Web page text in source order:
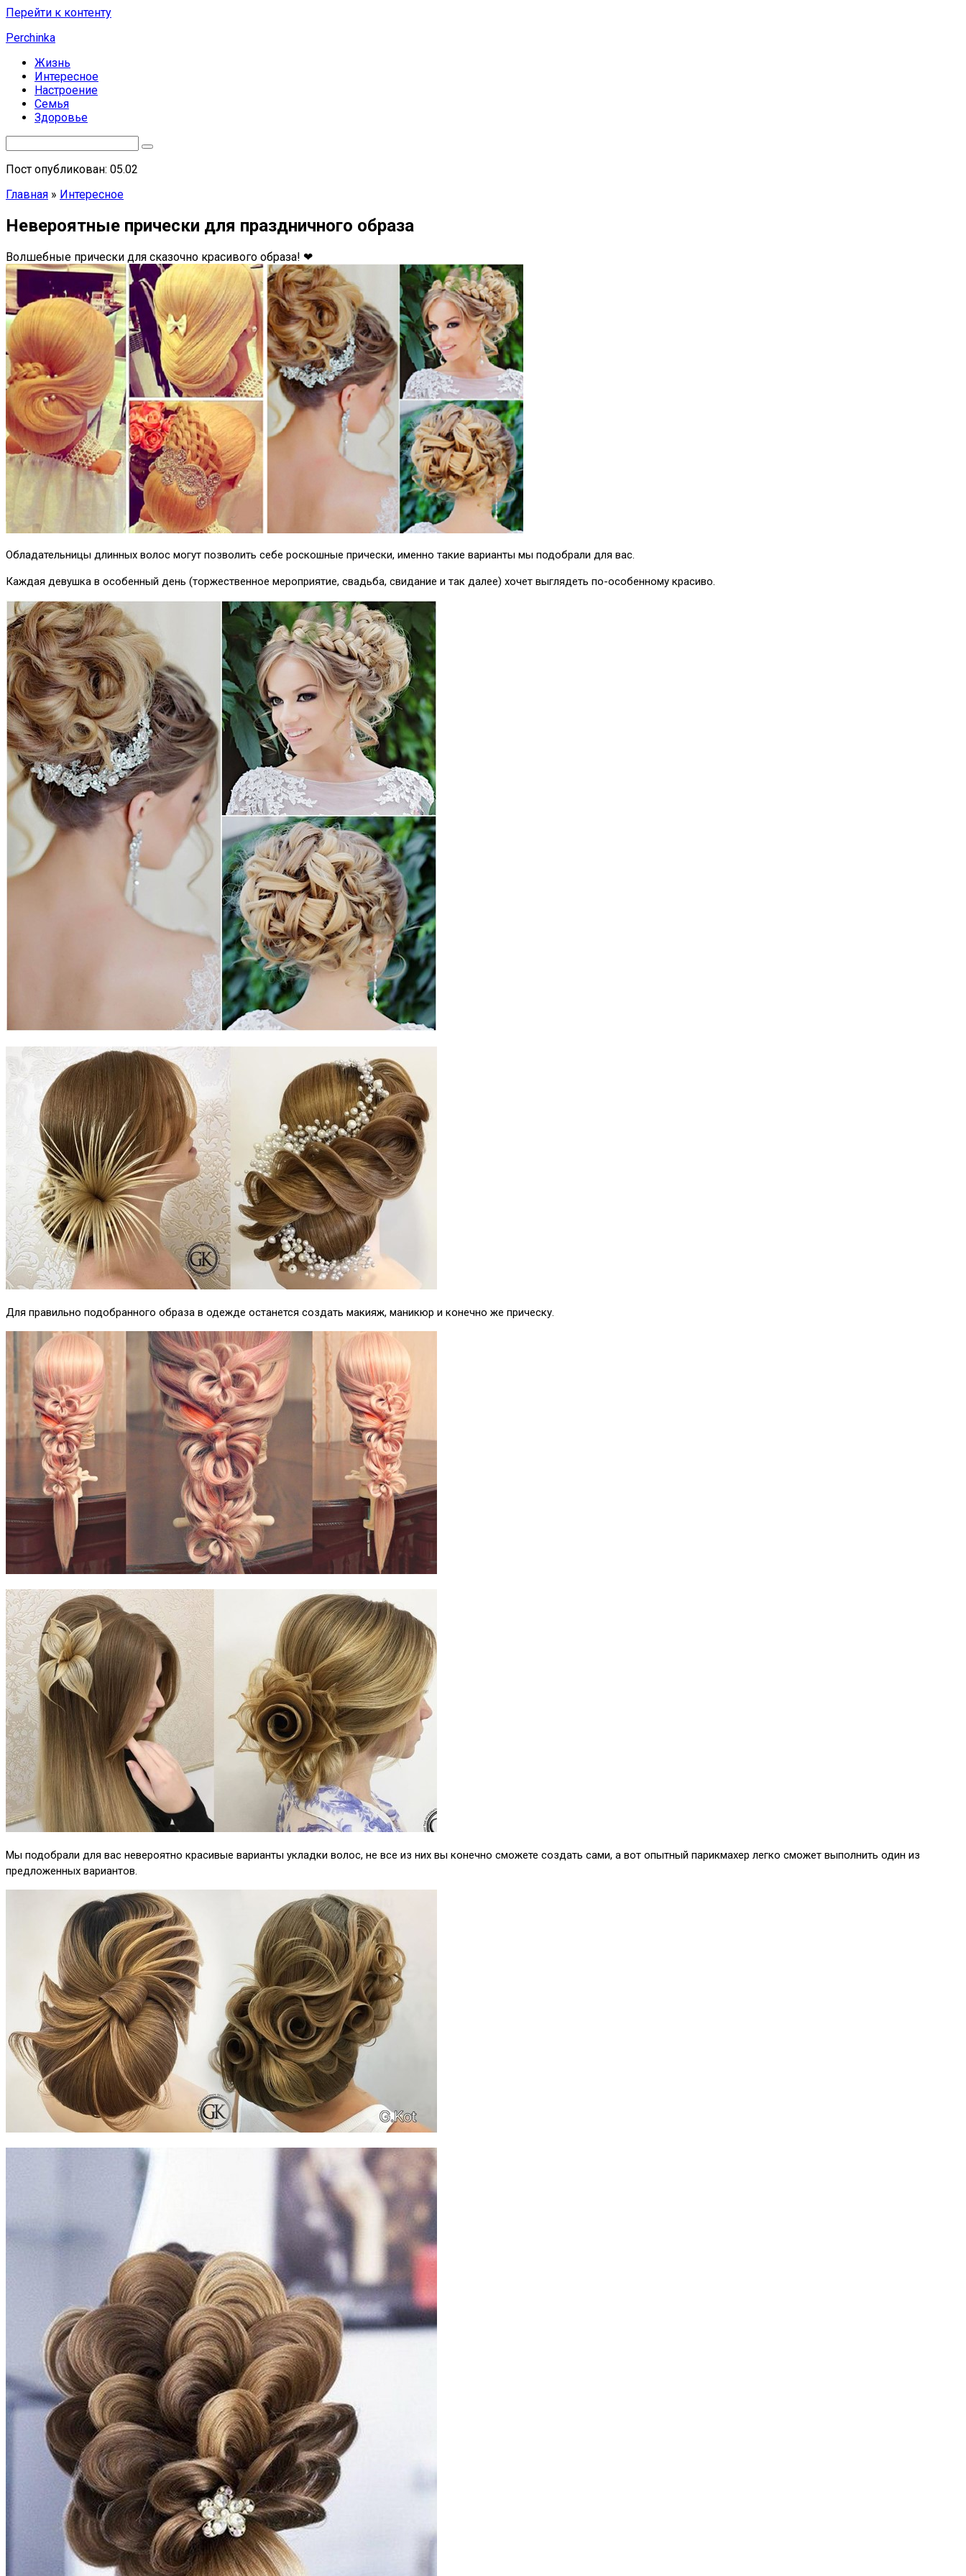
Перейти к контенту
Perchinka
Жизнь
Интересное
Настроение
Семья
Здоровье
Пост опубликован: 05.02
Главная » Интересное
Невероятные прически для праздничного образа
Волшебные прически для сказочно красивого образа! ❤
Обладательницы длинных волос могут позволить себе роскошные прически, именно такие варианты мы подобрали для вас.
Каждая девушка в особенный день (торжественное мероприятие, свадьба, свидание и так далее) хочет выглядеть по-особенному красиво.
Для правильно подобранного образа в одежде останется создать макияж, маникюр и конечно же прическу.
Мы подобрали для вас невероятно красивые варианты укладки волос, не все из них вы конечно сможете создать сами, а вот опытный парикмахер легко сможет выполнить один из
предложенных вариантов.